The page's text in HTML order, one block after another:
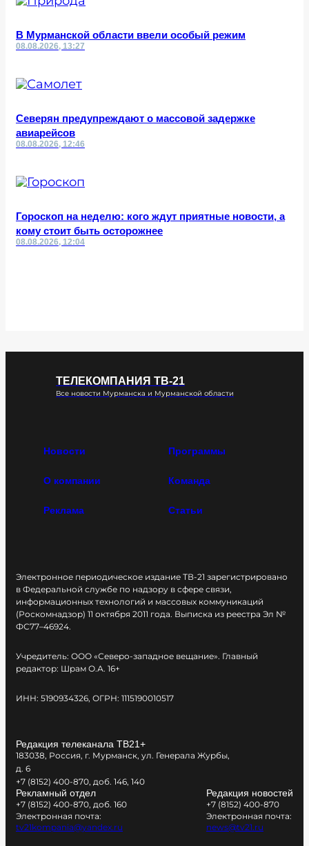
В Мурманской области ввели особый режим
08.08.2026, 13:27
Северян предупреждают о массовой задержке
авиарейсов
08.08.2026, 12:46
Гороскоп на неделю: кого ждут приятные новости, а
кому стоит быть осторожнее
08.08.2026, 12:04
ТЕЛЕКОМПАНИЯ ТВ-21
Все новости Мурманска и Мурманской области
Новости Программы
О компании Команда
Реклама Статьи
Электронное периодическое издание ТВ-21 зарегистрировано
в Федеральной службе по надзору в сфере связи,
информационных технологий и массовых коммуникаций
(Роскомнадзор) 11 октября 2011 года. Выписка из реестра Эл №
ФС77–46924.
Учредитель: ООО «Северо-западное вещание». Главный
редактор: Шрам О.А. 16+
ИНН: 5190934326, ОГРН: 1115190010517
Редакция телеканала ТВ21+
183038, Россия, г. Мурманск, ул. Генерала Журбы,
д. 6
+7 (8152) 400-870, доб. 146, 140
Рекламный отдел
+7 (8152) 400-870, доб. 160
Электронная почта:
tv21kompania@yandex.ru
Редакция новостей
+7 (8152) 400-870
Электронная почта:
news@tv21.ru